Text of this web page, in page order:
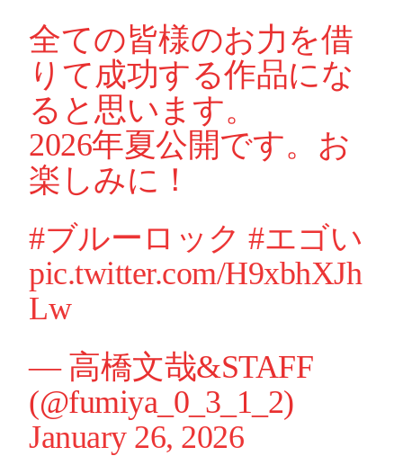
全ての皆様のお力を借
りて成功する作品にな
ると思います。
2026年夏公開です。お
楽しみに！
#ブルーロック #エゴい
pic.twitter.com/H9xbhXJh
Lw
— 高橋文哉&STAFF
(@fumiya_0_3_1_2)
January 26, 2026